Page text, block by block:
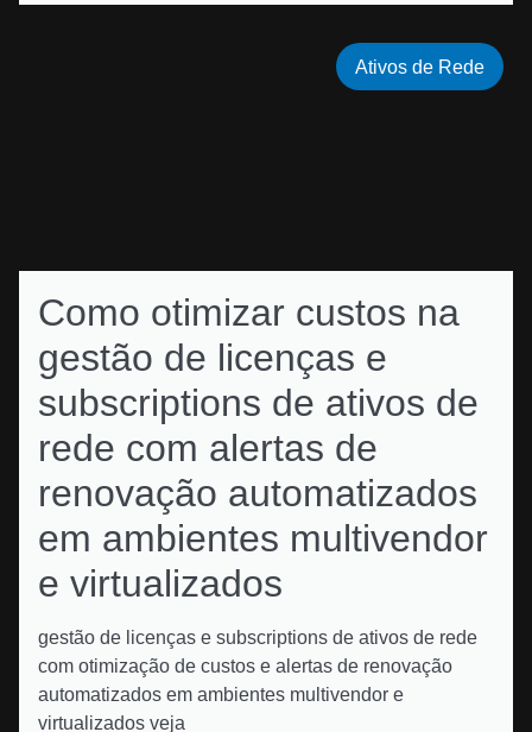
Como otimizar custos na
gestão de licenças e
subscriptions de ativos de
rede com alertas de
renovação automatizados
em ambientes multivendor
e virtualizados
gestão de licenças e subscriptions de ativos de rede
com otimização de custos e alertas de renovação
automatizados em ambientes multivendor e
virtualizados veja
Ativos de Rede